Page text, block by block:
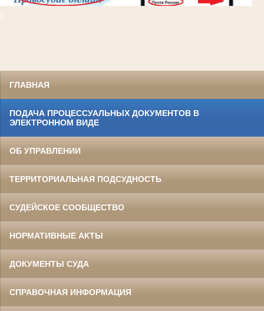
ГЛАВНАЯ
ПОДАЧА ПРОЦЕССУАЛЬНЫХ ДОКУМЕНТОВ В
ЭЛЕКТРОННОМ ВИДЕ
ОБ УПРАВЛЕНИИ
ТЕРРИТОРИАЛЬНАЯ ПОДСУДНОСТЬ
СУДЕЙСКОЕ СООБЩЕСТВО
НОРМАТИВНЫЕ АКТЫ
ДОКУМЕНТЫ СУДА
СПРАВОЧНАЯ ИНФОРМАЦИЯ